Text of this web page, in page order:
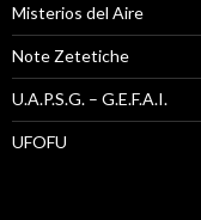
Misterios del Aire
Note Zetetiche
U.A.P.S.G. – G.E.F.A.I.
UFOFU